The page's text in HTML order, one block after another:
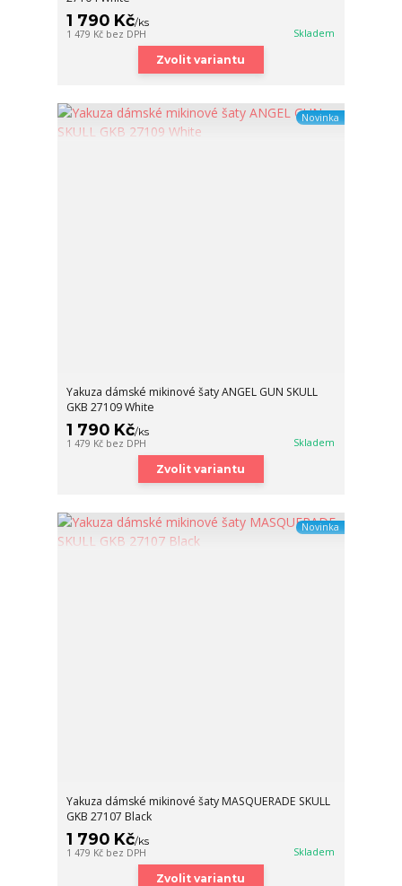
1 790 Kč/ks
1 479 Kč bez DPH Skladem
Zvolit variantu
Novinka
Yakuza dámské mikinové šaty ANGEL GUN SKULL
GKB 27109 White
1 790 Kč/ks
1 479 Kč bez DPH Skladem
Zvolit variantu
Novinka
Yakuza dámské mikinové šaty MASQUERADE SKULL
GKB 27107 Black
1 790 Kč/ks
1 479 Kč bez DPH Skladem
Zvolit variantu